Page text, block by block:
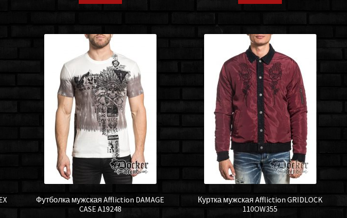
Футболка мужская Affliction DAMAGE
CASE A19248
Куртка мужская Affliction GRIDLOCK
110OW355